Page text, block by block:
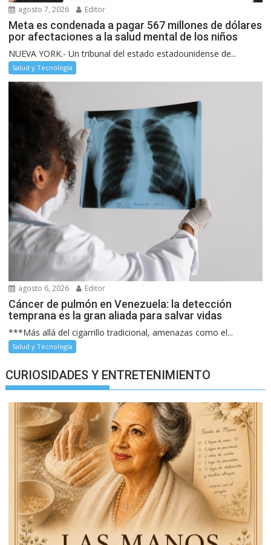
agosto 7, 2026 Editor
Meta es condenada a pagar 567 millones de dólares
por afectaciones a la salud mental de los niños
NUEVA YORK.- Un tribunal del estado estadounidense de...
Salud y Tecnología
agosto 6, 2026 Editor
Cáncer de pulmón en Venezuela: la detección
temprana es la gran aliada para salvar vidas
***Más allá del cigarrillo tradicional, amenazas como el...
Salud y Tecnología
CURIOSIDADES Y ENTRETENIMIENTO